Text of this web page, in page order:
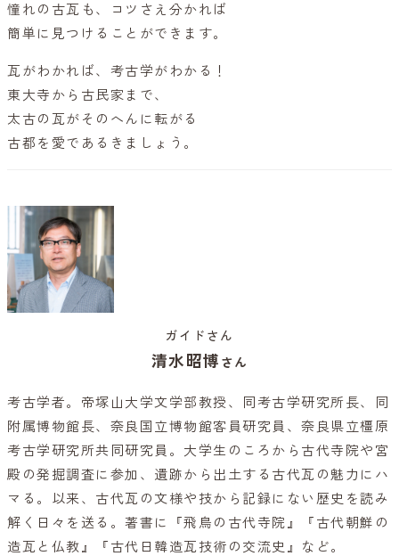
憧れの古瓦も、コツさえ分かれば
簡単に見つけることができます。
瓦がわかれば、考古学がわかる！
東大寺から古民家まで、
太古の瓦がそのへんに転がる
古都を愛であるきましょう。
ガイドさん
清水昭博 さん
考古学者。帝塚山大学文学部教授、同考古学研究所長、同
附属博物館長、奈良国立博物館客員研究員、奈良県立橿原
考古学研究所共同研究員。大学生のころから古代寺院や宮
殿の発掘調査に参加、遺跡から出土する古代瓦の魅力にハ
マる。以来、古代瓦の文様や技から記録にない歴史を読み
解く日々を送る。著書に『飛鳥の古代寺院』『古代朝鮮の
造瓦と仏教』『古代日韓造瓦技術の交流史』など。